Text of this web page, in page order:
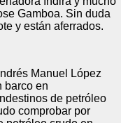
Gamboa. Sin duda
y están aferrados.
Manuel López
barco en
de petróleo
comprobar por